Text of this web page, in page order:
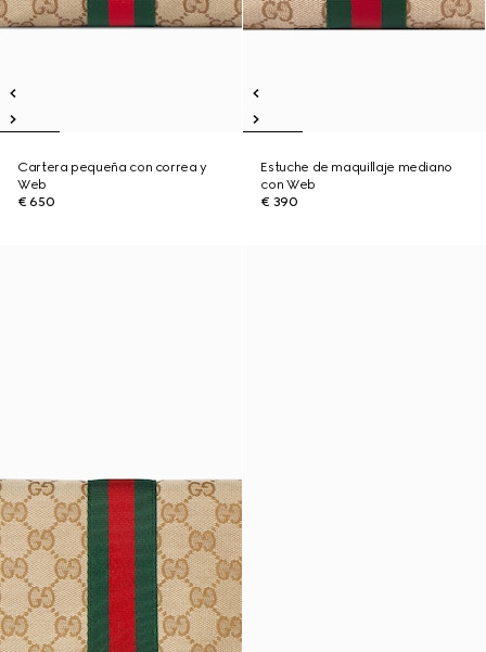
Cartera pequeña con correa y
Web
€ 650
Estuche de maquillaje mediano
con Web
€ 390